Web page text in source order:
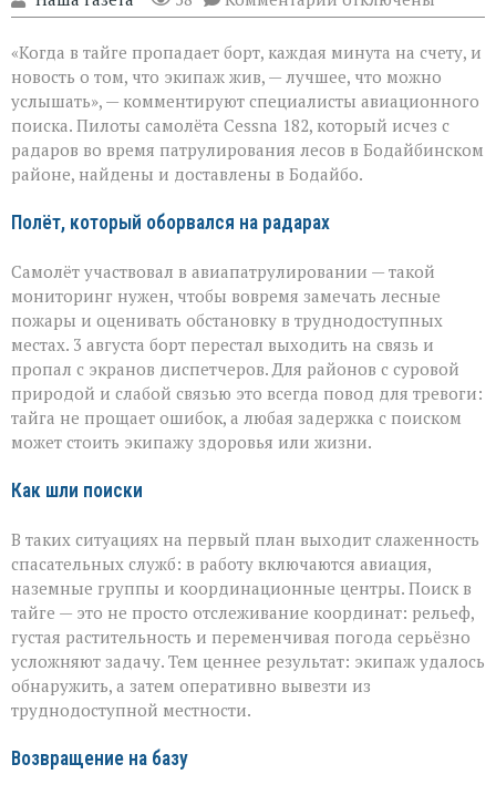
записи
на
земле — это
главное»:
найдены
пилоты
пропавшего
самолёта
«Когда в тайге пропадает борт, каждая минута на счету, и
новость о том, что экипаж жив, — лучшее, что можно
услышать», — комментируют специалисты авиационного
поиска. Пилоты самолёта Cessna 182, который исчез с
радаров во время патрулирования лесов в Бодайбинском
районе, найдены и доставлены в Бодайбо.
Полёт, который оборвался на радарах
Самолёт участвовал в авиапатрулировании — такой
мониторинг нужен, чтобы вовремя замечать лесные
пожары и оценивать обстановку в труднодоступных
местах. 3 августа борт перестал выходить на связь и
пропал с экранов диспетчеров. Для районов с суровой
природой и слабой связью это всегда повод для тревоги:
тайга не прощает ошибок, а любая задержка с поиском
может стоить экипажу здоровья или жизни.
Как шли поиски
В таких ситуациях на первый план выходит слаженность
спасательных служб: в работу включаются авиация,
наземные группы и координационные центры. Поиск в
тайге — это не просто отслеживание координат: рельеф,
густая растительность и переменчивая погода серьёзно
усложняют задачу. Тем ценнее результат: экипаж удалось
обнаружить, а затем оперативно вывезти из
труднодоступной местности.
Возвращение на базу